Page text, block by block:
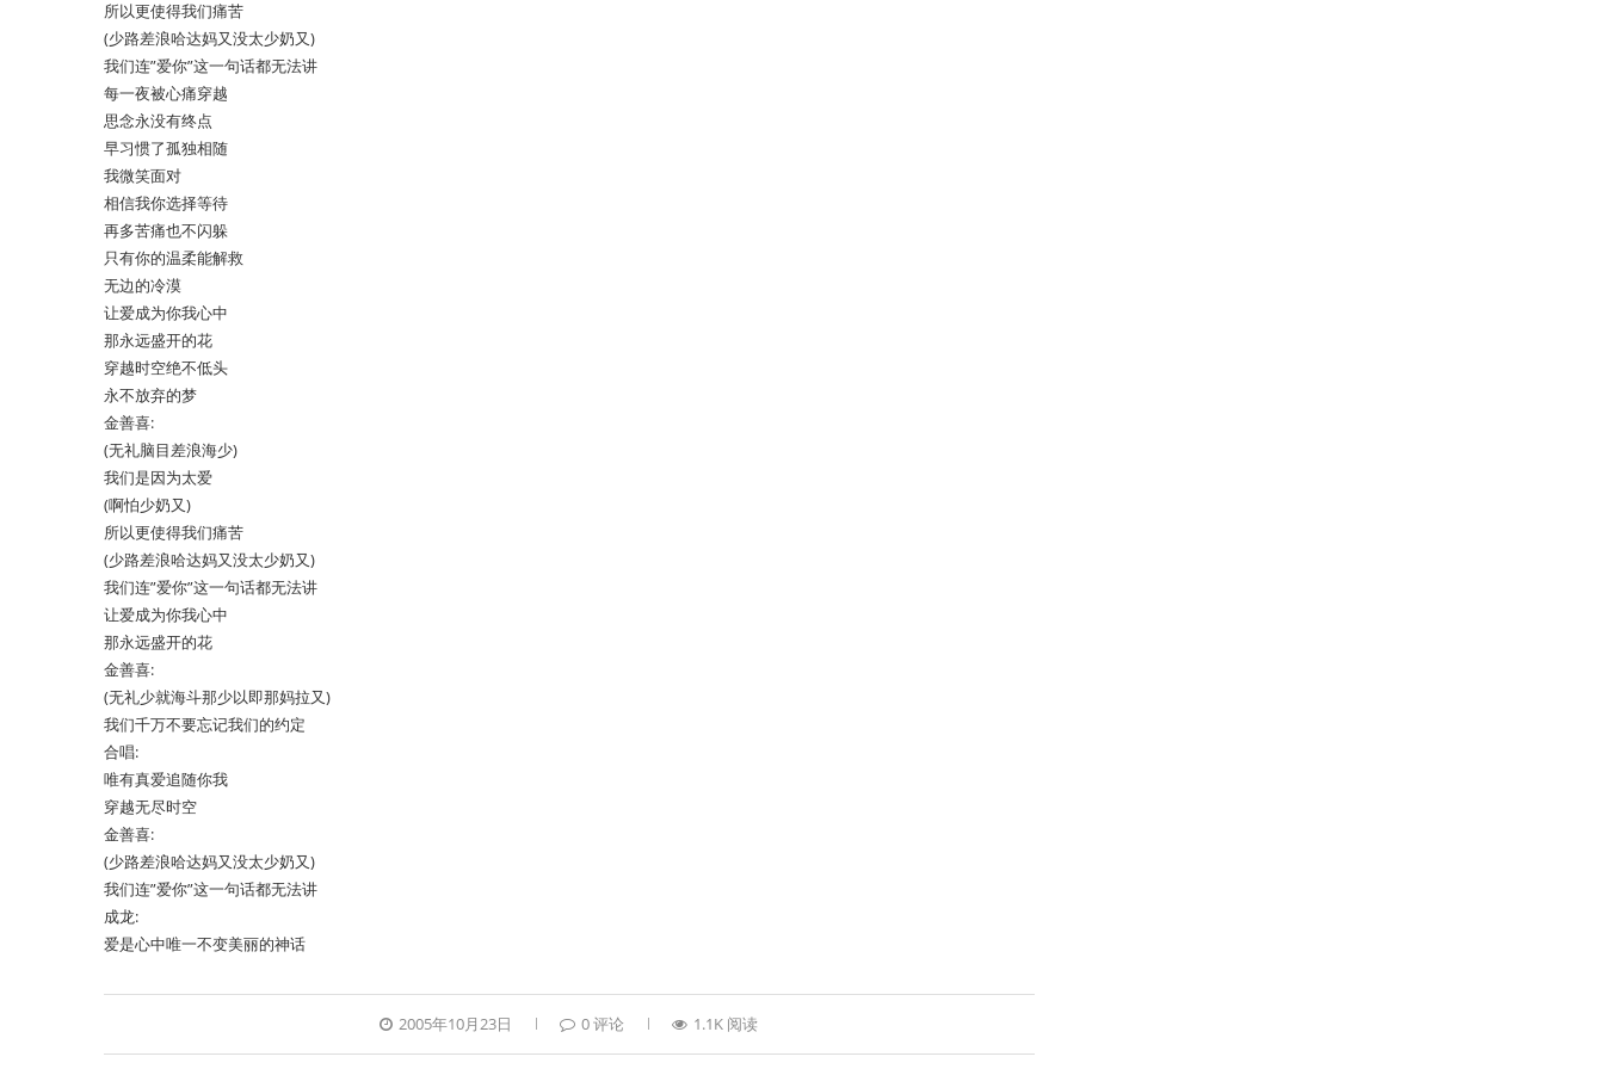
所以更使得我们痛苦
(少路差浪哈达妈又没太少奶又)
我们连”爱你”这一句话都无法讲
每一夜被心痛穿越
思念永没有终点
早习惯了孤独相随
我微笑面对
相信我你选择等待
再多苦痛也不闪躲
只有你的温柔能解救
无边的冷漠
让爱成为你我心中
那永远盛开的花
穿越时空绝不低头
永不放弃的梦
金善喜:
(无礼脑目差浪海少)
我们是因为太爱
(啊怕少奶又)
所以更使得我们痛苦
(少路差浪哈达妈又没太少奶又)
我们连”爱你”这一句话都无法讲
让爱成为你我心中
那永远盛开的花
金善喜:
(无礼少就海斗那少以即那妈拉又)
我们千万不要忘记我们的约定
合唱:
唯有真爱追随你我
穿越无尽时空
金善喜:
(少路差浪哈达妈又没太少奶又)
我们连”爱你”这一句话都无法讲
成龙:
爱是心中唯一不变美丽的神话
2005年10月23日 0 评论 1.1K 阅读